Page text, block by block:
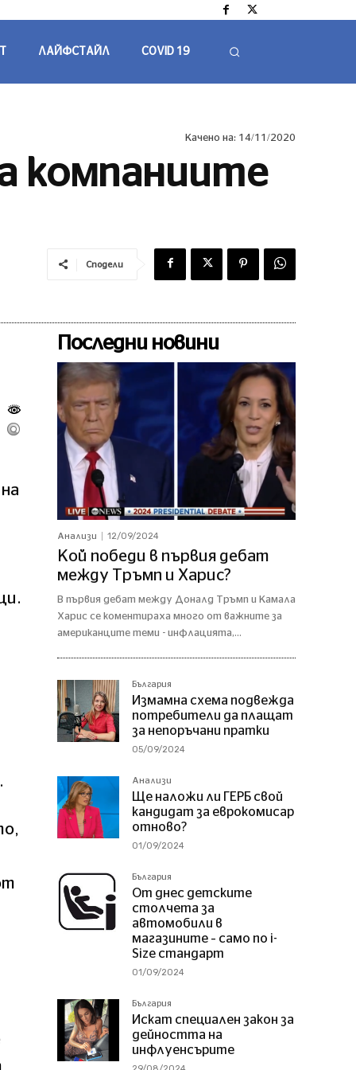
ЛАЙФСТАЙЛ COVID 19
Качено на: 14/11/2020
компаниите
Сподели
Последни новини
Анализи 12/09/2024
Кой победи в първия дебат
между Тръмп и Харис?
В първия дебат между Доналд Тръмп и Камала
Харис се коментираха много от важните за
американците теми - инфлацията,...
България
Измамна схема подвежда
потребители да плащат
за непоръчани пратки
05/09/2024
Анализи
Ще наложи ли ГЕРБ свой
кандидат за еврокомисар
отново?
01/09/2024
България
От днес детските
столчета за
автомобили в
магазините – само по i-
Size стандарт
01/09/2024
България
Искат специален закон за
дейността на
инфлуенсърите